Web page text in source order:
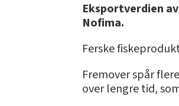
Eksportverdien
Nofima.
Ferske
Fremover spår
over lengre tid,